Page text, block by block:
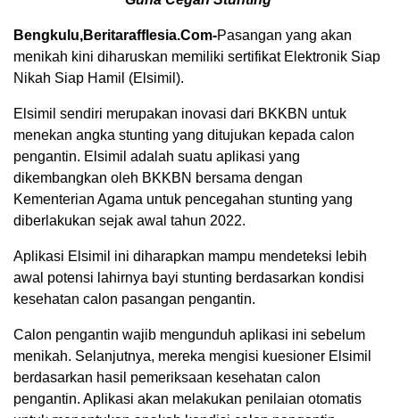
Bengkulu,Beritarafflesia.Com-Pasangan yang akan
menikah kini diharuskan memiliki sertifikat Elektronik Siap
Nikah Siap Hamil (Elsimil).
Elsimil sendiri merupakan inovasi dari BKKBN untuk
menekan angka stunting yang ditujukan kepada calon
pengantin. Elsimil adalah suatu aplikasi yang
dikembangkan oleh BKKBN bersama dengan
Kementerian Agama untuk pencegahan stunting yang
diberlakukan sejak awal tahun 2022.
Aplikasi Elsimil ini diharapkan mampu mendeteksi lebih
awal potensi lahirnya bayi stunting berdasarkan kondisi
kesehatan calon pasangan pengantin.
Calon pengantin wajib mengunduh aplikasi ini sebelum
menikah. Selanjutnya, mereka mengisi kuesioner Elsimil
berdasarkan hasil pemeriksaan kesehatan calon
pengantin. Aplikasi akan melakukan penilaian otomatis